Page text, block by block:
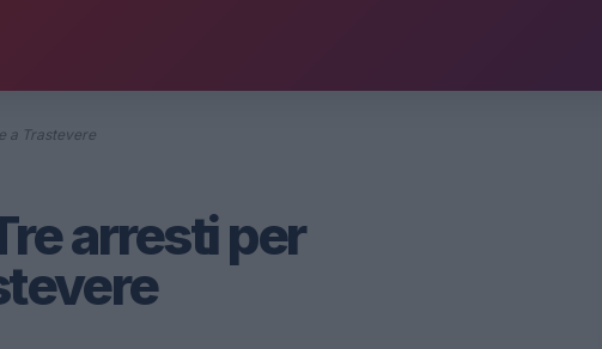
a Trastevere
arresti per